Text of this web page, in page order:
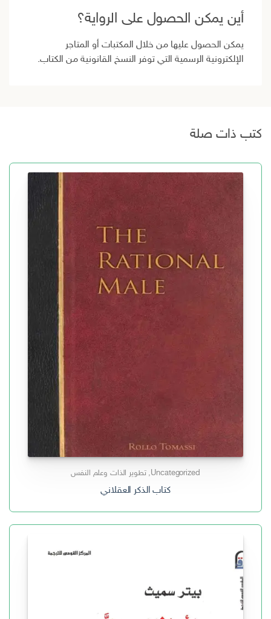
أين يمكن الحصول على الرواية؟
يمكن الحصول عليها من خلال المكتبات أو المتاجر
الإلكترونية الرسمية التي توفر النسخ القانونية من الكتاب.
كتب ذات صلة
Uncategorized
,تطوير الذات وعلم النفس
كتاب الذكر العقلاني